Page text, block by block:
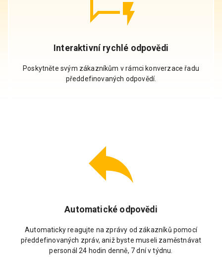
Interaktivní rychlé odpovědi
Poskytněte svým zákazníkům v rámci konverzace řadu
předdefinovaných odpovědí.
Automatické odpovědi
Automaticky reagujte na zprávy od zákazníků pomocí
předdefinovaných zpráv, aniž byste museli zaměstnávat
personál 24 hodin denně, 7 dní v týdnu.